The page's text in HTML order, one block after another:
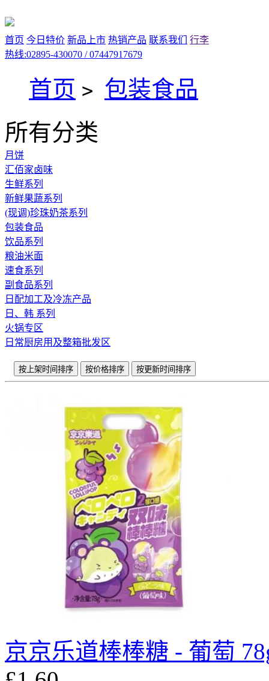
首页 今日特价 新品上市 热销产品 联系我们
行李
热线:02895-430070 / 07447917679
首页 > 包装食品
所有分类
月饼
汇佰家卤味
生鲜系列
新鲜果蔬系列
(现调)珍珠奶茶系列
包装食品
饮品系列
粮油米面
速食系列
副食品系列
日配加工及冷冻产品
日、韩 系列
火锅专区
日常厨房用及整箱批发区
按上架时间排序 按价格排序 按更新时间排序
京京乐道棒棒糖 - 葡萄